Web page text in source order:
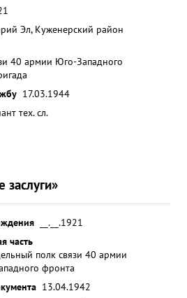
Эл, Куженерский район
40 армии Юго-Западного
17.03.1944
тех. сл.
__.__.1921
часть
полк связи 40 армии
фронта
13.04.1942